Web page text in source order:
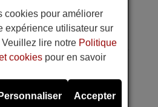
L'expédition est rapide
qu'elle arrive entre vos
indiqué. De plus,
de recevoir votre facture
électronique. Votre
impeccable dès le premier
cookies pour améliorer
expérience utilisateur sur
lire notre Politique
cookies pour en savoir
Accepter